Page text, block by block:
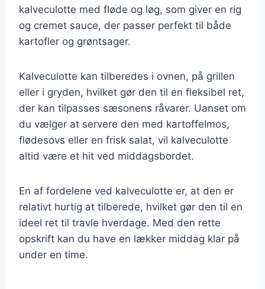
kalveculotte med fløde og løg, som giver en rig
og cremet sauce, der passer perfekt til både
kartofler og grøntsager.
Kalveculotte kan tilberedes i ovnen, på grillen
eller i gryden, hvilket gør den til en fleksibel ret,
der kan tilpasses sæsonens råvarer. Uanset om
du vælger at servere den med kartoffelmos,
flødesovs eller en frisk salat, vil kalveculotte
altid være et hit ved middagsbordet.
En af fordelene ved kalveculotte er, at den er
relativt hurtig at tilberede, hvilket gør den til en
ideel ret til travle hverdage. Med den rette
opskrift kan du have en lækker middag klar på
under en time.